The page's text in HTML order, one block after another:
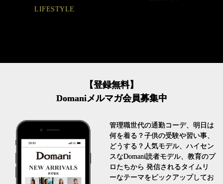
LIFESTYLE
【登録無料】
Domaniメルマガ会員募集中
管理職世代の通勤コーデ、明日は
何を着る？子供の受験や習い事、
どうする？人気モデル、ハイセン
スなDomani読者モデル、教育のプ
ロたちから 発信されるタイムリ
ーなテーマをピックアップしてお